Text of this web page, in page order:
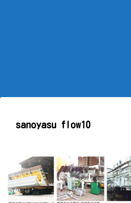
sanoyasu flow10